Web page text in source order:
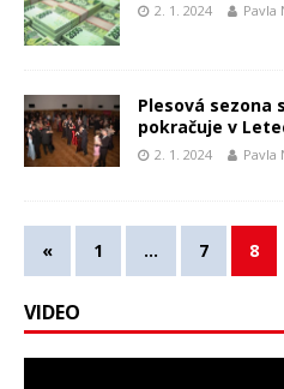
2. 1. 2024 Pavla
Plesová sezona
pokračuje v
2. 1. 2024 Pavla
« 1 … 7 8
VIDEO